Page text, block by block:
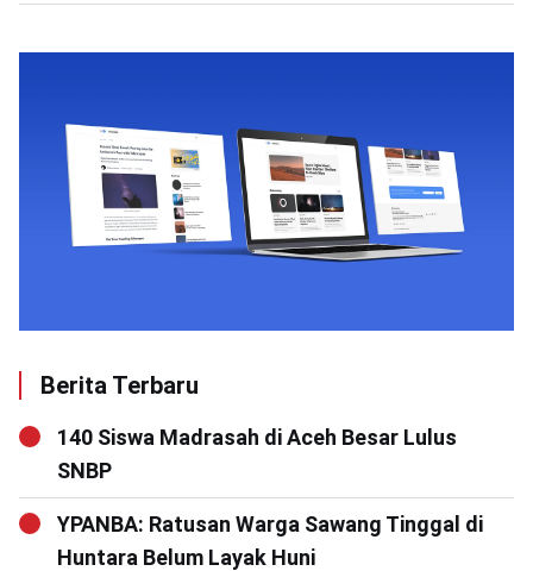
Berita Terbaru
140 Siswa Madrasah di Aceh Besar Lulus
SNBP
YPANBA: Ratusan Warga Sawang Tinggal di
Huntara Belum Layak Huni